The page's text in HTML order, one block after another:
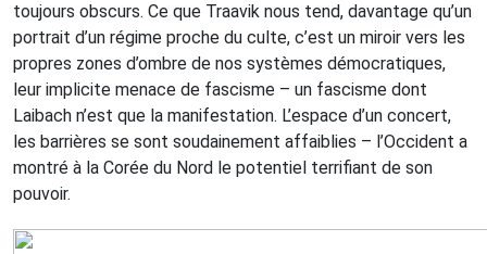
toujours obscurs. Ce que Traavik nous tend, davantage qu’un
portrait d’un régime proche du culte, c’est un miroir vers les
propres zones d’ombre de nos systèmes démocratiques,
leur implicite menace de fascisme – un fascisme dont
Laibach n’est que la manifestation. L’espace d’un concert,
les barrières se sont soudainement affaiblies – l’Occident a
montré à la Corée du Nord le potentiel terrifiant de son
pouvoir.